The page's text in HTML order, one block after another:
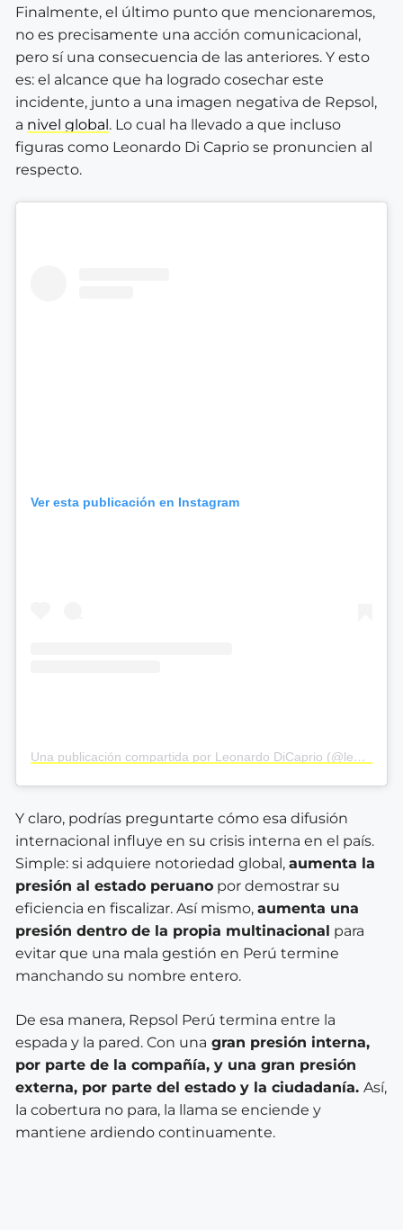
Finalmente, el último punto que mencionaremos,
no es precisamente una acción comunicacional,
pero sí una consecuencia de las anteriores. Y esto
es: el alcance que ha logrado cosechar este
incidente, junto a una imagen negativa de Repsol,
a nivel global. Lo cual ha llevado a que incluso
figuras como Leonardo Di Caprio se pronuncien al
respecto.
Ver esta publicación en Instagram
Una publicación compartida por Leonardo DiCaprio (@leonardodicaprio)
Y claro, podrías preguntarte cómo esa difusión
internacional influye en su crisis interna en el país.
Simple: si adquiere notoriedad global, aumenta la
presión al estado peruano por demostrar su
eficiencia en fiscalizar. Así mismo, aumenta una
presión dentro de la propia multinacional para
evitar que una mala gestión en Perú termine
manchando su nombre entero.
De esa manera, Repsol Perú termina entre la
espada y la pared. Con una gran presión interna,
por parte de la compañía, y una gran presión
externa, por parte del estado y la ciudadanía. Así,
la cobertura no para, la llama se enciende y
mantiene ardiendo continuamente.